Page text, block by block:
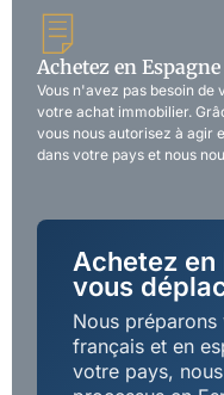
Achetez en
Vous n'avez pas besoin de
votre achat immobilier.
vous nous autorisez à agir
dans votre pays et nous
Achetez en
vous
Nous
français et en
votre pays,